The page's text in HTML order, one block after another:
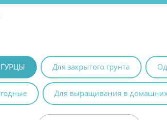
Для закрытого грунта
Для выращивания в